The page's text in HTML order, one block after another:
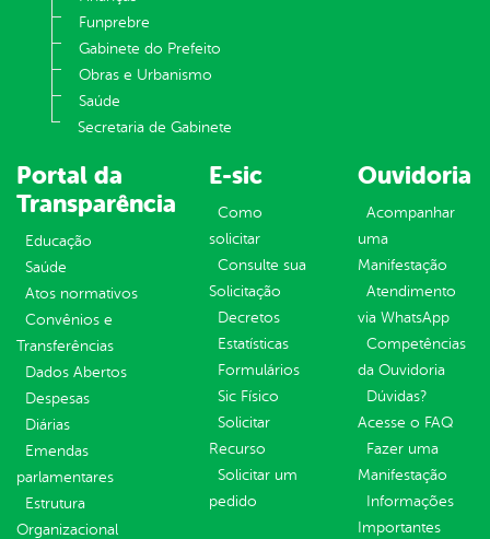
Funprebre
Gabinete do Prefeito
Obras e Urbanismo
Saúde
Secretaria de Gabinete
Portal da
Transparência
Educação
Saúde
Atos normativos
Convênios e
Transferências
Dados Abertos
Despesas
Diárias
Emendas
parlamentares
Estrutura
Organizacional
E-sic
Como
solicitar
Consulte sua
Solicitação
Decretos
Estatísticas
Formulários
Sic Físico
Solicitar
Recurso
Solicitar um
pedido
Ouvidoria
Acompanhar
uma
Manifestação
Atendimento
via WhatsApp
Competências
da Ouvidoria
Dúvidas?
Acesse o FAQ
Fazer uma
Manifestação
Informações
Importantes